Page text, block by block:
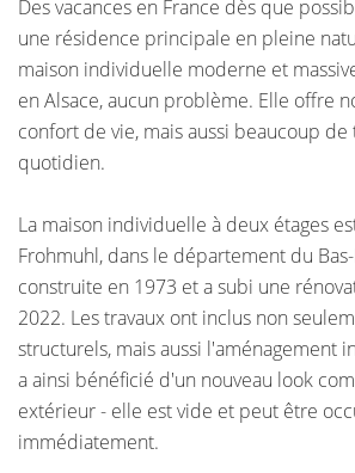
Des vacances en France dès que
une résidence principale en pleine
maison individuelle moderne et
en Alsace, aucun problème. Elle offre
confort de vie, mais aussi beaucoup
quotidien.
La maison individuelle à deux étages
Frohmuhl, dans le département du
construite en 1973 et a subi une
2022. Les travaux ont inclus non
structurels, mais aussi l'aménagement
a ainsi bénéficié d'un nouveau look
extérieur - elle est vide et peut être
immédiatement.